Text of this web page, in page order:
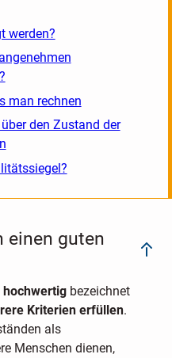
werden?
man rechnen
den Zustand der
einen guten
hochwertigbezeichnet
Kriterien erfüllen.
als
Menschen dienen,